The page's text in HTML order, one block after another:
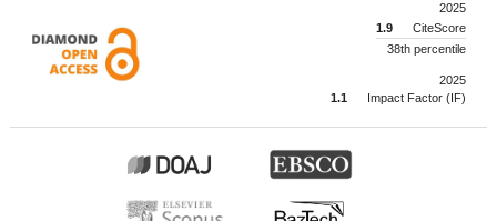
2025
1.9
CiteScore
38th percentile
2025
1.1
Impact Factor (IF)